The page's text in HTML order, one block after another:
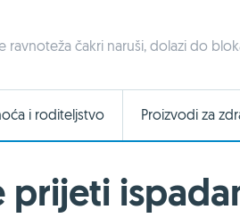
ravnoteža čakri naruši, dolazi do
i roditeljstvo Proizvodi za